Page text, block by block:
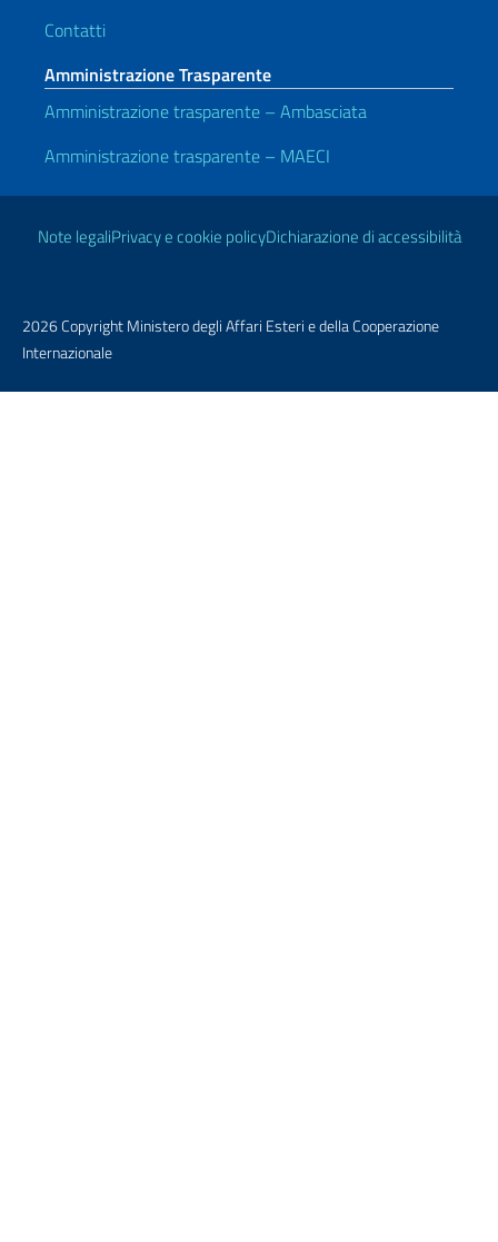
Contatti
Amministrazione Trasparente
Amministrazione trasparente – Ambasciata
Amministrazione trasparente – MAECI
Link Utili
Note legaliPrivacy e cookie policyDichiarazione di accessibilità
2026 Copyright Ministero degli Affari Esteri e della Cooperazione
Internazionale